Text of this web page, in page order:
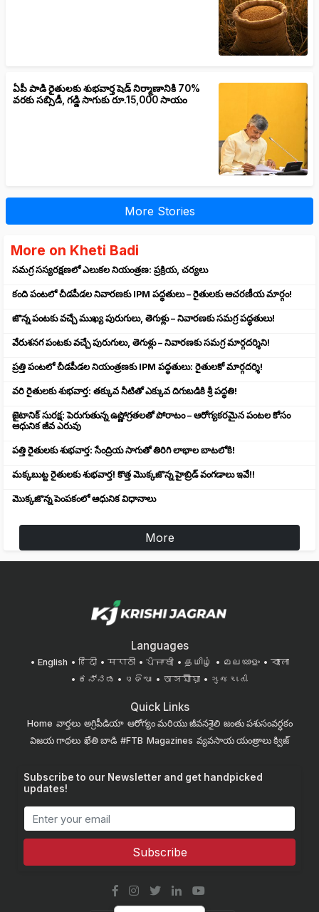
ఏపీ పాడి రైతులకు శుభవార్త షెడ్ నిర్మాణానికి 70%
వరకు సబ్సిడీ, గడ్డి సాగుకు రూ.15,000 సాయం
More Stories
More on Kheti Badi
సమగ్ర సస్యరక్షణలో ఎలుకల నియంత్రణ: ప్రక్రియ, చర్యలు
కంది పంటలో చీడపీడల నివారణకు IPM పద్ధతులు – రైతులకు ఆచరణీయ మార్గం!
జొన్న పంటకు వచ్చే ముఖ్య పురుగులు, తెగుళ్లు – నివారణకు సమగ్ర పద్ధతులు!
వేరుశనగ పంటకు వచ్చే పురుగులు, తెగుళ్లు – నివారణకు సమగ్ర మార్గదర్శిని!
ప్రత్తి పంటలో చీడపీడల నియంత్రణకు IPM పద్ధతులు: రైతులకో మార్గదర్శి!
వరి రైతులకు శుభవార్త: తక్కువ నీటితో ఎక్కువ దిగుబడికి శ్రీ పద్ధతి!
జైటానిక్ సురక్ష: పెరుగుతున్న ఉష్ణోగ్రతలతో పోరాటం – ఆరోగ్యకరమైన పంటల కోసం
ఆధునిక జీవ ఎరువు
పత్తి రైతులకు శుభవార్త: సేంద్రియ సాగుతో తిరిగి లాభాల బాటలోకి!
మక్కబుట్ట రైతులకు శుభవార్త! కొత్త మొక్కజొన్న హైబ్రిడ్ వంగడాలు ఇవే!!
మొక్కజొన్న పెంపకంలో ఆధునిక విధానాలు
More
Languages
English हिंदी मराठी ਪੰਜਾਬੀ தமிழ் മലയാളം
বাংলা
ಕನ್ನಡ
ଓଡିଆ অসমীয়া ગુજરાતી
Quick Links
Home వార్తలు అగ్రిపీడియా ఆరోగ్యం మరియు జీవనశైలి జంతు పశుసంవర్ధకం
విజయ గాథలు ఖేతి బాడి #FTB Magazines వ్యవసాయ యంత్రాలు క్విజ్
Subscribe to our Newsletter and get handpicked
updates!
Subscribe